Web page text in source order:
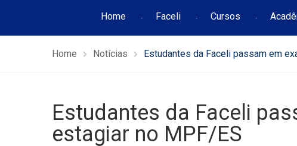
Home Faceli Cursos
Home Notícias Estudantes da Faceli passam em
Estudantes da Faceli
estagiar no MPF/ES